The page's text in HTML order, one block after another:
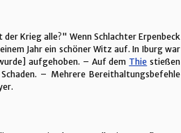
Krieg alle?" Wenn Schlachter Erpenbeck
Jahr ein schöner Witz auf. In Iburg war
aufgehoben. – Auf dem Thie stießen
– Mehrere Bereithaltungsbefehle